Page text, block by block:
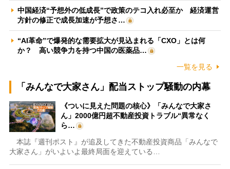
中国経済“予想外の低成長”で政策のテコ入れ必至か 経済運営
方針の修正で成長加速が予想さ…
“AI革命”で爆発的な需要拡大が見込まれる「CXO」とは何
か？ 高い競争力を持つ中国の医薬品…
一覧を見る
「みんなで大家さん」配当ストップ騒動の内幕
《ついに見えた問題の核心》「みんなで大家さ
ん」2000億円超不動産投資トラブル“異常なく
ら…
本誌『週刊ポスト』が追及してきた不動産投資商品「みんなで
大家さん」がいよいよ最終局面を迎えている…